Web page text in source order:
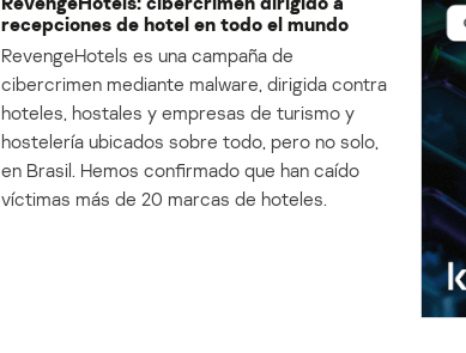
recepciones de hotel en todo el mundo
RevengeHotels es una campaña de
cibercrimen mediante malware, dirigida contra
hoteles, hostales y empresas de turismo y
hostelería ubicados sobre todo, pero no solo,
en Brasil. Hemos confirmado que han caído
víctimas más de 20 marcas de hoteles.